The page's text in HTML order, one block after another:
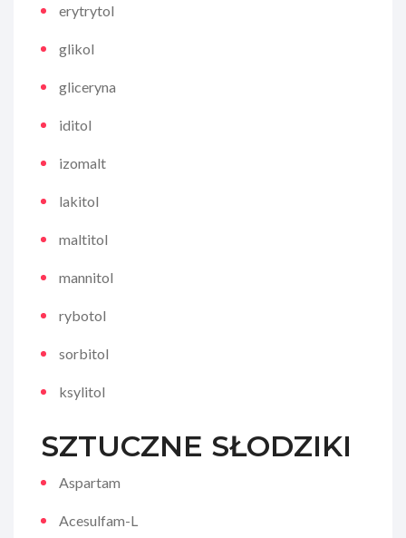
erytrytol
glikol
gliceryna
iditol
izomalt
lakitol
maltitol
mannitol
rybotol
sorbitol
ksylitol
SZTUCZNE SŁODZIKI
Aspartam
Acesulfam-L